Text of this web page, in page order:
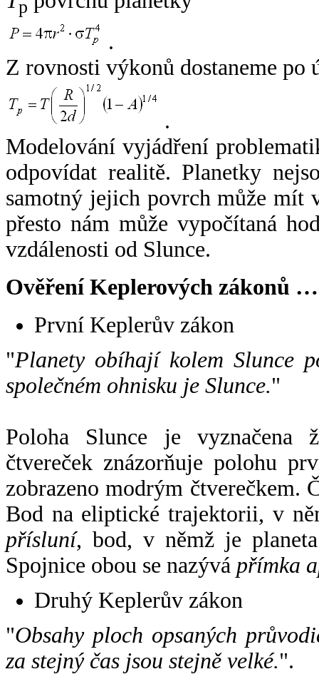
p
.
Z rovnosti výkonů dostaneme po
.
Modelování vyjádření
odpovídat realitě. Planetky
samotný jejich povrch může mít
přesto nám může vypočítaná
vzdálenosti od Slunce.
Ověření Keplerových zákonů …
První Keplerův zákon
"Planety obíhají kolem Slunce
společném ohnisku je Slunce."
Poloha Slunce je vyznačena
čtvereček znázorňuje polohu
zobrazeno modrým čtverečkem.
Bod na eliptické trajektorii, v
přísluní, bod, v němž je
Spojnice obou se nazývá přímka
Druhý Keplerův zákon
"Obsahy ploch opsaných
za stejný čas jsou stejně velké.".